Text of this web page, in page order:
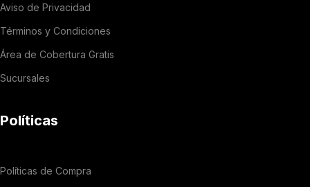
Aviso de Privacidad
Términos y Condiciones
Área de Cobertura Gratis
Sucursales
Políticas
Políticas de Compra